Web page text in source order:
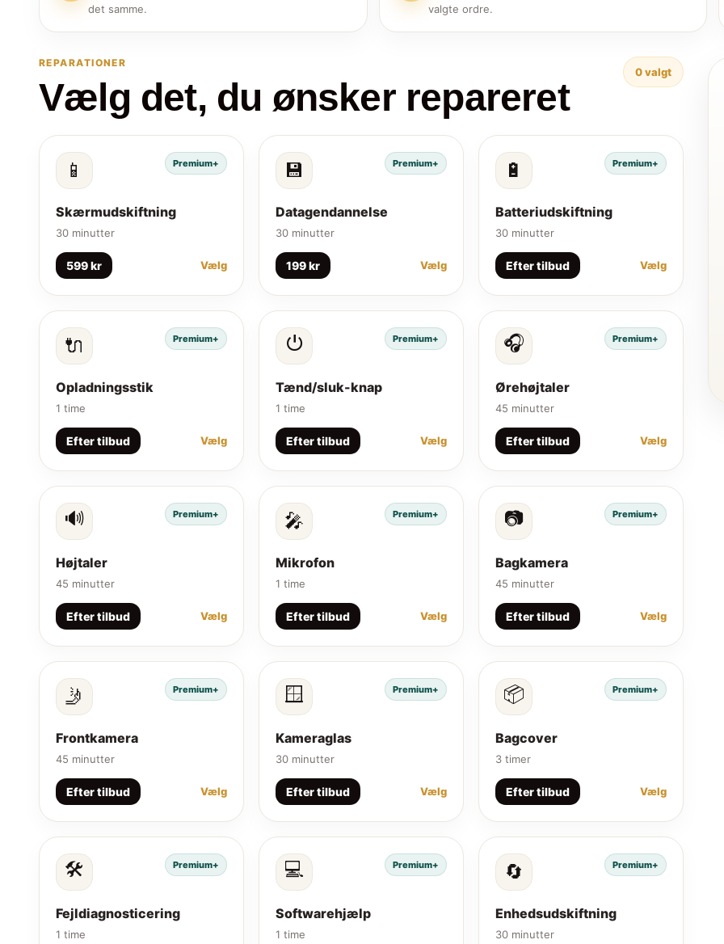
det samme.
valgte ordre.
REPARATIONER
Vælg det, du ønsker repareret
0valgt
📱 Premium+
Skærmudskiftning
30 minutter
599 kr Vælg
💾 Premium+
Datagendannelse
30 minutter
199 kr Vælg
🔋 Premium+
Batteriudskiftning
30 minutter
Efter tilbud Vælg
🔌 Premium+
Opladningsstik
1 time
Efter tilbud Vælg
⏻ Premium+
Tænd/sluk-knap
1 time
Efter tilbud Vælg
🎧 Premium+
Ørehøjtaler
45 minutter
Efter tilbud Vælg
🔊 Premium+
Højtaler
45 minutter
Efter tilbud Vælg
🎤 Premium+
Mikrofon
1 time
Efter tilbud Vælg
📷 Premium+
Bagkamera
45 minutter
Efter tilbud Vælg
🤳 Premium+
Frontkamera
45 minutter
Efter tilbud Vælg
🪟 Premium+
Kameraglas
30 minutter
Efter tilbud Vælg
📦 Premium+
Bagcover
3 timer
Efter tilbud Vælg
🛠️ Premium+
Fejldiagnosticering
1 time
💻 Premium+
Softwarehjælp
1 time
🔄 Premium+
Enhedsudskiftning
30 minutter